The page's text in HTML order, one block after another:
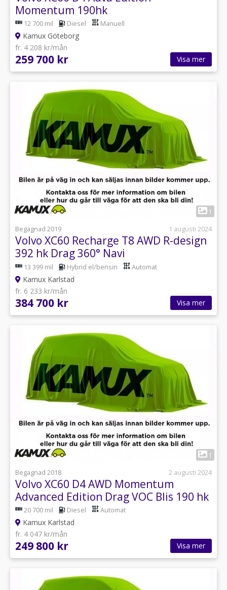
Momentum 190hk
12 700 mil Diesel Manuell
Kamux Göteborg
fr. 4 208 kr/mån
259 700 kr Visa mer
1
Begagnad 2019
1 augusti 2024
Volvo XC60 Recharge T8 AWD R-design
392 hk Drag 360° Navi
13 399 mil Hybrid el/bensin Automat
Kamux Karlstad
fr. 6 233 kr/mån
384 700 kr Visa mer
1
Begagnad 2018
2 augusti 2024
Volvo XC60 D4 AWD Momentum
Advanced Edition Drag VOC Blis 190 hk
20 700 mil Diesel Automat
Kamux Karlstad
fr. 4 047 kr/mån
249 800 kr Visa mer